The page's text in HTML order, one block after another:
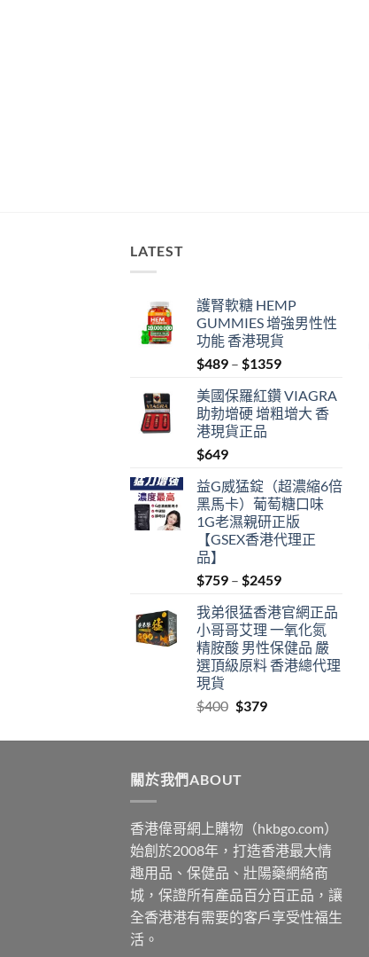
LATEST
護腎軟糖 HEMP
GUMMIES 增強男性性
功能 香港現貨
$489 – $1359Price
$489
through
美國保羅紅鑽 VIAGRA
助勃增硬 增粗增大 香
港現貨正品
$649
益G威猛錠（超濃縮6倍
黑馬卡）葡萄糖口味
1G老濕親研正版
【GSEX香港代理正
品】
$759 – $2459Price
$759
through
$2459
我弟很猛香港官網正品
小哥哥艾理 一氧化氮
精胺酸 男性保健品 嚴
選頂級原料 香港總代理
現貨
$400 Original
was:
$379Current
is:
關於我們ABOUT
香港偉哥網上購物（hkbgo.com）
始創於2008年，打造香港最大情
趣用品、保健品、壯陽藥網絡商
城，保證所有產品百分百正品，讓
全香港港有需要的客戶享受性福生
活。